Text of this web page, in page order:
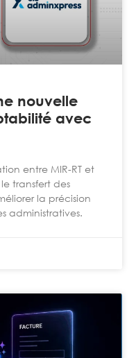
nouvelle
avec
entre MIR-RT et
transfert des
la précision
administratives.